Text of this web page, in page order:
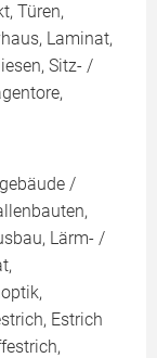
Türen,
Laminat,
Sitz- /
/
Lärm- /
Estrich